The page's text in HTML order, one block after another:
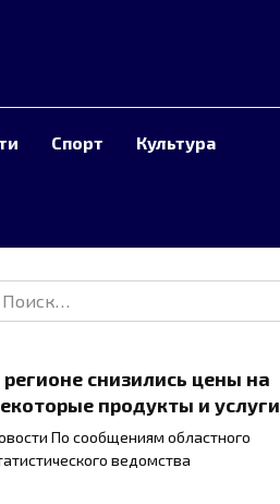
Спорт Культура
регионе снизились цены на
продукты и услуги
По сообщениям областного
ведомства